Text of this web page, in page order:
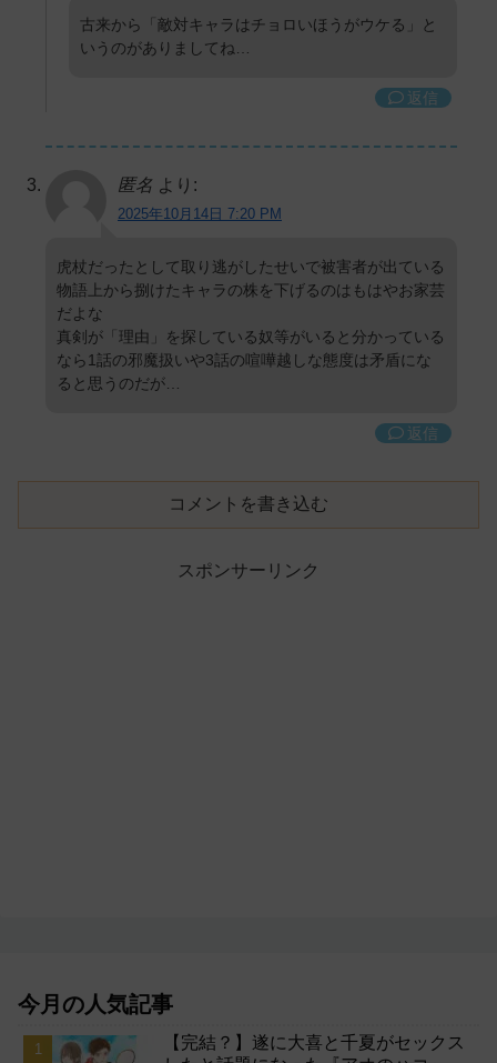
古来から「敵対キャラはチョロいほうがウケる」と
いうのがありましてね…
返信
匿名 より:
2025年10月14日 7:20 PM
虎杖だったとして取り逃がしたせいで被害者が出ている
物語上から捌けたキャラの株を下げるのはもはやお家芸
だよな
真剣が「理由」を探している奴等がいると分かっている
なら1話の邪魔扱いや3話の喧嘩越しな態度は矛盾にな
ると思うのだが…
返信
コメントを書き込む
スポンサーリンク
今月の人気記事
【完結？】遂に大喜と千夏がセックス